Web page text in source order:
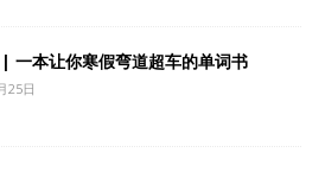
一本让你寒假弯道超车的单词书
25日